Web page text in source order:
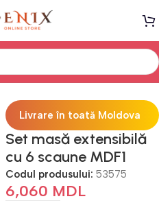
Set masă + scaune
Livrare în toată Moldova
Set masă extensibilă
cu 6 scaune MDF1
Codul produsului: 53575
6,060 MDL